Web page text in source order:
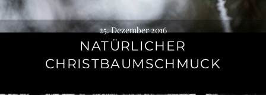
25. Dezember 2016
NATÜRLICHER
CHRISTBAUMSCHMUCK